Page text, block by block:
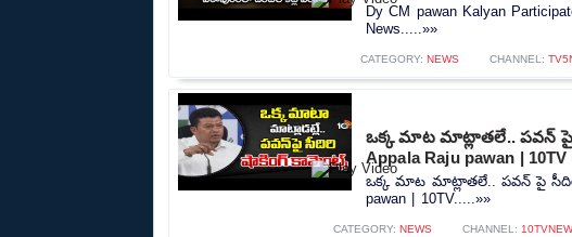
Dy CM pawan Kalyan
News.....»»
CATEGORY: NEWS CHANNEL:
ఒక్క మాట మాట్లాతలే.. పవన్ పై
Appala Raju pawan | 10TV
ఒక్క మాట మాట్లాతలే.. పవన్ పై సీదిరి
pawan | 10TV.....»»
CATEGORY: NEWS CHANNEL: